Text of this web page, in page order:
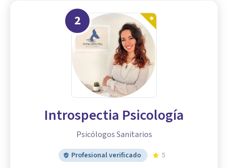
2
Introspectia Psicología
Psicólogos Sanitarios
Profesional verificado 5